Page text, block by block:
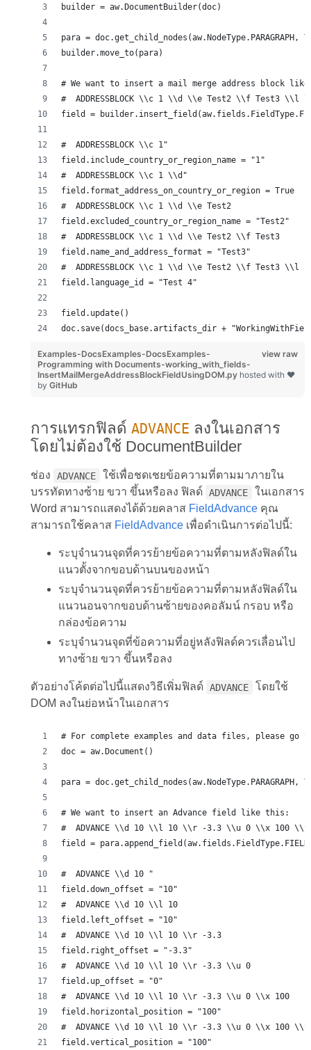
builder = aw.DocumentBuilder(doc)
para =
builder.move_to(para)
# We want to insert a mail merge address block
#  ADDRESSBLOCK \\c 1 \\d \\e Test2 \\f Test3
field =
#  ADDRESSBLOCK \\c 1"
field.include_country_or_region_name = "1"
#  ADDRESSBLOCK \\c 1 \\d"
field.format_address_on_country_or_region = True
#  ADDRESSBLOCK \\c 1 \\d \\e Test2
field.excluded_country_or_region_name = "Test2"
#  ADDRESSBLOCK \\c 1 \\d \\e Test2 \\f Test3
field.name_and_address_format = "Test3"
#  ADDRESSBLOCK \\c 1 \\d \\e Test2 \\f Test3
field.language_id = "Test 4"
field.update()
doc.save(docs_base.artifacts_dir +
view raw
Examples-DocsExamples-DocsExamples-
Programming with Documents-working_with_fields-
InsertMailMergeAddressBlockFieldUsingDOM.py hosted with ❤
by GitHub
การแทรกฟิลด์ ADVANCE ลงในเอกสาร
โดยไม่ต้องใช้ DocumentBuilder
ช่อง ADVANCE
ใช้เพื่อชดเชยข้อความที่ตามมาภายใน
บรรทัดทางซ้าย ขวา ขึ้นหรือลง ฟิลด์ ADVANCE
ในเอกสาร
Word สามารถแสดงได้ด้วยคลาส FieldAdvanceคุณ
สามารถใช้คลาส FieldAdvanceเพื่อดำเนินการต่อไปนี้:
ระบุจำนวนจุดที่ควรย้ายข้อความที่ตามหลังฟิลด์ใน
แนวตั้งจากขอบด้านบนของหน้า
ระบุจำนวนจุดที่ควรย้ายข้อความที่ตามหลังฟิลด์ใน
แนวนอนจากขอบด้านซ้ายของคอลัมน์ กรอบ หรือ
กล่องข้อความ
ระบุจำนวนจุดที่ข้อความที่อยู่หลังฟิลด์ควรเลื่อนไป
ทางซ้าย ขวา ขึ้นหรือลง
ตัวอย่างโค้ดต่อไปนี้แสดงวิธีเพิ่มฟิลด์ ADVANCE
โดยใช้
DOM ลงในย่อหน้าในเอกสาร
# For complete examples and data files, please go
doc = aw.Document()
para =
# We want to insert an Advance field like this:
#  ADVANCE \\d 10 \\l 10 \\r -3.3 \\u 0 \\x 100
field =
#  ADVANCE \\d 10 "
field.down_offset = "10"
#  ADVANCE \\d 10 \\l 10
field.left_offset = "10"
#  ADVANCE \\d 10 \\l 10 \\r -3.3
field.right_offset = "-3.3"
#  ADVANCE \\d 10 \\l 10 \\r -3.3 \\u 0
field.up_offset = "0"
#  ADVANCE \\d 10 \\l 10 \\r -3.3 \\u 0 \\x 100
field.horizontal_position = "100"
#  ADVANCE \\d 10 \\l 10 \\r -3.3 \\u 0 \\x 100
field.vertical_position = "100"